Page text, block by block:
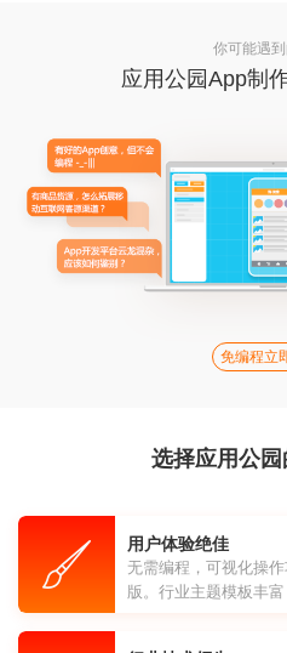
你可能遇
应用公园App制
免编程立
选择应用公
用户体验绝佳
无需编程，可视化操
版。行业主题模板丰